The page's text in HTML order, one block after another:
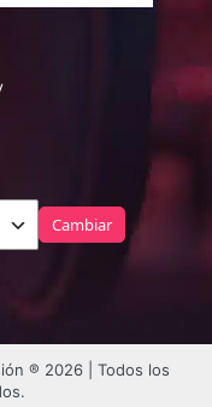
® 2026 | Todos los